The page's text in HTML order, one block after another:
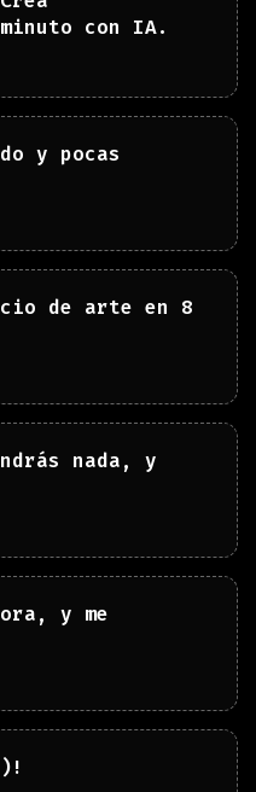
con IA.
y pocas
de arte en 8
nada, y
y me